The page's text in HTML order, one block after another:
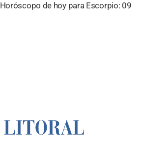
Horóscopo de hoy para Escorpio: 09